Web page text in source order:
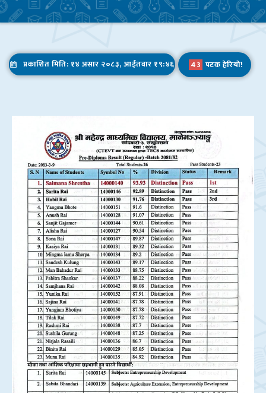
ICT कक्षा,एउटा ४ काेठे पक्की भवनकाे उदघाटन, अर्काे ४ काेठे पक्की भवनकाे माननीय ज्यूहरूबाट शिलान्यास केहि झलकहरू
I.Sc. Ag. प्रथम बर्षमा सफल हुनुहुने सम्पूर्ण विधार्थीहरुलाई हार्दिक बधाई तथा शुभकामना।
शिक्षक कोरोना विवरण
शिकाई उपलब्धि- २०७६
शिक्षकले सम्पत्ति विवरण बुझाउने सम्बन्धमा ।
टिपिडि तालिमको फाराम भर्ने सम्बन्धमा ।
Admission Open
Admission Open – 2077
प्रकाशित मिति: १४ असार २०८३, आईतवार १९:४६ 43 पटक हेरियो!